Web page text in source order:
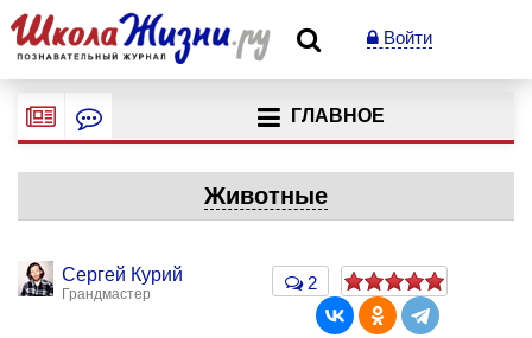
Войти
ГЛАВНОЕ
Животные
Сергей Курий
Грандмастер
2